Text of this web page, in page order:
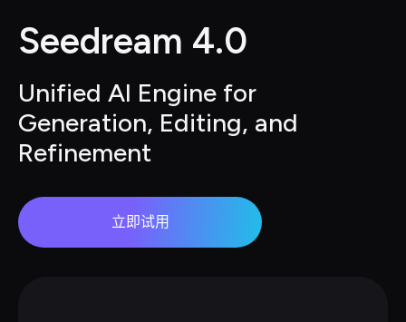
Seedream 4.0
Unified AI Engine for
Generation, Editing, and
Refinement
立即试用